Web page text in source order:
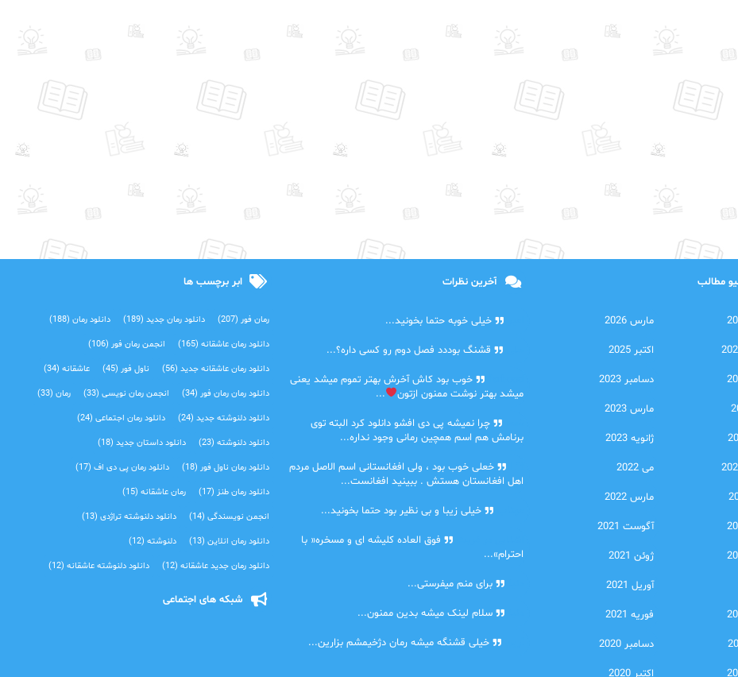
مطالب
مارس 2026
اکتبر 2025
دسامبر 2023
مارس 2023
ژانویه 2023
می 2022
مارس 2022
آگوست 2021
ژوئن 2021
آوریل 2021
فوریه 2021
دسامبر 2020
اکتبر 2020
آخرین نظرات
خیلی خوبه حتما بخونید...
قشنگ بوددد فصل دوم رو کسی داره؟...
خوب بود کاش آخرش بهتر تموم میشد یعنی
میشد بهتر نوشت ممنون ازتون
...
چرا نمیشه پی دی افشو دانلود کرد البته توی
برنامش هم اسم همچین رمانی وجود نداره...
خعلی خوب بود ، ولی افغانستانی اسم الاصل مردم
اهل افغانستان هستش . ببینید افغانست...
خیلی زیبا و بی نظیر بود حتما بخونید...
فوق العاده کلیشه ای و مسخره« با
احترام»...
برای منم میفرستی...
سلام لینک میشه بدین ممنون...
خیلی قشنگه میشه رمان دژخیمشم بزارین...
ابر برچسب ها
رمان فور (207) دانلود رمان جدید (189) دانلود رمان (188)
دانلود رمان عاشقانه (165) انجمن رمان فور (106)
دانلود رمان عاشقانه جدید (56) ناول فور (45) عاشقانه (34)
دانلود رمان رمان فور (34) انجمن رمان نویسی (33) رمان (33)
دانلود دلنوشته جدید (24) دانلود رمان اجتماعی‌ (24)
دانلود دلنوشته (23) دانلود داستان جدید (18)
دانلود رمان ناول فور (18) دانلود رمان پی دی اف (17)
دانلود رمان طنز (17) رمان عاشقانه (15)
انجمن نویسندگی (14) دانلود دلنوشته تراژدی‌ (13)
دانلود رمان انلاین (13) دلنوشته (12)
دانلود رمان جدید عاشقانه (12) دانلود دلنوشته عاشقانه (12)
شبکه های اجتماعی